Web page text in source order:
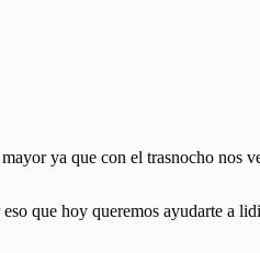
ya que con el trasnocho nos
que hoy queremos ayudarte a